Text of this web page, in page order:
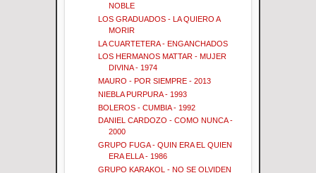
NOBLE
LOS GRADUADOS - LA QUIERO A
MORIR
LA CUARTETERA - ENGANCHADOS
LOS HERMANOS MATTAR - MUJER
DIVINA - 1974
MAURO - POR SIEMPRE - 2013
NIEBLA PURPURA - 1993
BOLEROS - CUMBIA - 1992
DANIEL CARDOZO - COMO NUNCA -
2000
GRUPO FUGA - QUIN ERA EL QUIEN
ERA ELLA - 1986
GRUPO KARAKOL - NO SE OLVIDEN